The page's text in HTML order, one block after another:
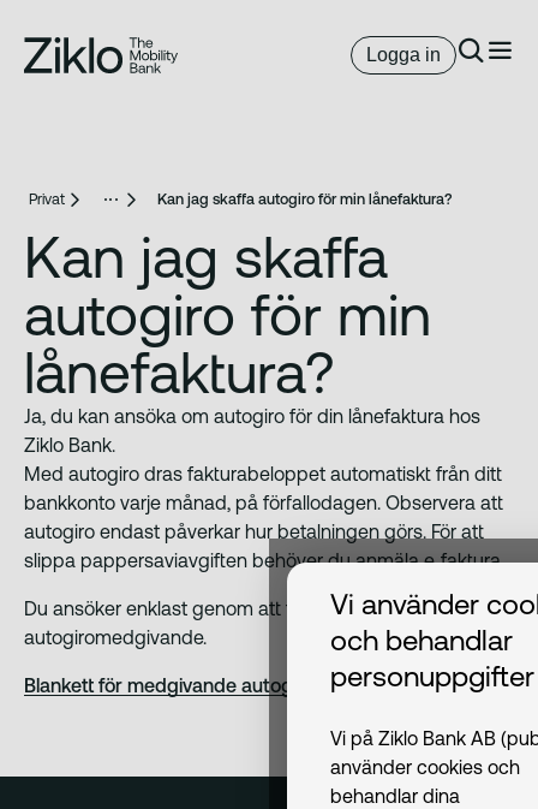
Logga in
Privat Kan jag skaffa autogiro för min lånefaktura?
Kan jag skaffa
autogiro för min
lånefaktura?
Ja, du kan ansöka om autogiro för din lånefaktura hos
Ziklo Bank.
Med autogiro dras fakturabeloppet automatiskt från ditt
bankkonto varje månad, på förfallodagen. Observera att
autogiro endast påverkar hur betalningen görs. För att
slippa pappersaviavgiften behöver du anmäla e‑faktura.
Du ansöker enklast genom att fylla i och skicka in vårt
autogiromedgivande.
Blankett för medgivande autogiro lån- eller leasingavtal
Vi använder
och behandlar
personuppgifter
Vi på Ziklo Bank AB
använder cookies och
behandlar dina